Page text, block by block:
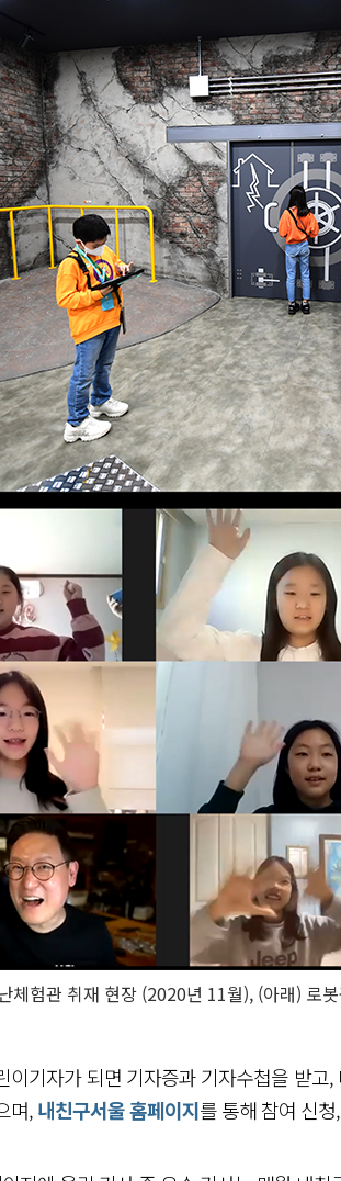
체험관 취재 현장 (2020년 11월), (아래) 로
이기자가 되면 기자증과 기자수첩을 받
며,내친구서울 홈페이지를 통해 참여 신